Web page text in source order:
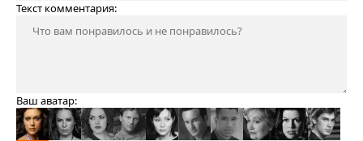
Текст комментария:
Ваш аватар: